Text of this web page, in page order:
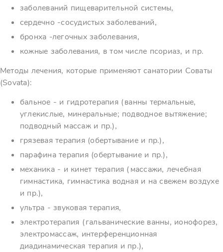
заболеваний пищеварительной системы,
сердечно -сосудистых заболеваний,
бронха -легочных заболевания,
кожные заболевания, в том числе псориаз, и пр.
Методы лечения, которые применяют санатории Соваты
(Sovata):
бальное - и гидротерапия (ванны термальные,
углекислые, минеральные; подводное вытяжение;
подводный массаж и пр.),
грязевая терапия (обертывание и пр.),
парафина терапия (обертывание и пр.),
механика - и кинет терапия (массажи, лечебная
гимнастика, гимнастика водная и на свежем воздухе
и пр.),
ультра - звуковая терапия,
электротерапия (гальванические ванны, ионофорез,
электромассаж, интерференционная
диадинамическая терапия и пр.),